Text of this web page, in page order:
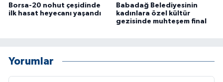
Borsa-20 nohut çeşidinde
ilk hasat heyecanı yaşandı
Babadağ Belediyesinin
kadınlara özel kültür
gezisinde muhteşem final
Yorumlar